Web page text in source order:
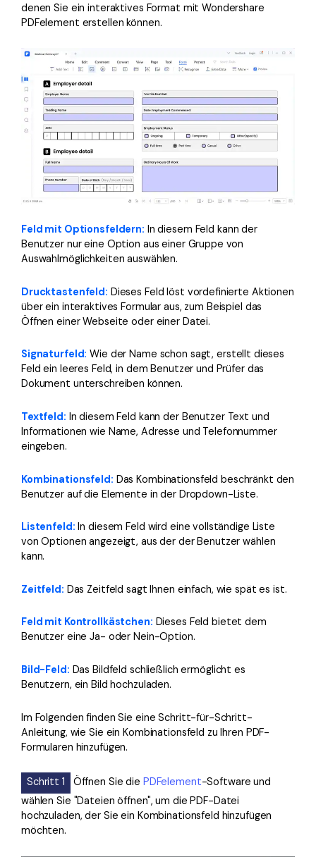
denen Sie ein interaktives Format mit Wondershare
PDFelement erstellen können.
Feld mit Optionsfeldern: In diesem Feld kann der
Benutzer nur eine Option aus einer Gruppe von
Auswahlmöglichkeiten auswählen.
Drucktastenfeld: Dieses Feld löst vordefinierte Aktionen
über ein interaktives Formular aus, zum Beispiel das
Öffnen einer Webseite oder einer Datei.
Signaturfeld: Wie der Name schon sagt, erstellt dieses
Feld ein leeres Feld, in dem Benutzer und Prüfer das
Dokument unterschreiben können.
Textfeld: In diesem Feld kann der Benutzer Text und
Informationen wie Name, Adresse und Telefonnummer
eingeben.
Kombinationsfeld: Das Kombinationsfeld beschränkt den
Benutzer auf die Elemente in der Dropdown-Liste.
Listenfeld: In diesem Feld wird eine vollständige Liste
von Optionen angezeigt, aus der der Benutzer wählen
kann.
Zeitfeld: Das Zeitfeld sagt Ihnen einfach, wie spät es ist.
Feld mit Kontrollkästchen: Dieses Feld bietet dem
Benutzer eine Ja- oder Nein-Option.
Bild-Feld: Das Bildfeld schließlich ermöglicht es
Benutzern, ein Bild hochzuladen.
Im Folgenden finden Sie eine Schritt-für-Schritt-
Anleitung, wie Sie ein Kombinationsfeld zu Ihren PDF-
Formularen hinzufügen.
Schritt 1 Öffnen Sie die PDFelement-Software und
wählen Sie "Dateien öffnen", um die PDF-Datei
hochzuladen, der Sie ein Kombinationsfeld hinzufügen
möchten.